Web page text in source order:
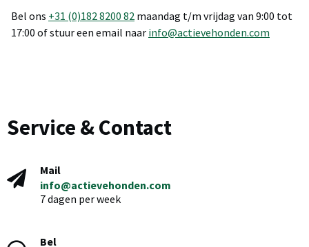
Bel ons +31 (0)182 8200 82 maandag t/m vrijdag van 9:00 tot
17:00 of stuur een email naar info@actievehonden.com
Service & Contact
Mail
info@actievehonden.com
7 dagen per week
Bel